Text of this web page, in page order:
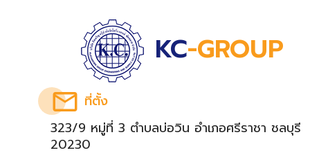
KC-GROUP
email ที่ตั้ง
323/9 หมู่ที่ 3 ตำบลบ่อวิน อำเภอศรีราชา ชลบุรี
20230